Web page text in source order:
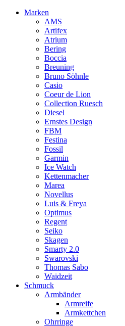
Marken
AMS
Artifex
Atrium
Bering
Boccia
Breuning
Bruno Söhnle
Casio
Coeur de Lion
Collection Ruesch
Diesel
Ernstes Design
FBM
Festina
Fossil
Garmin
Ice Watch
Kettenmacher
Marea
Novellus
Luis & Freya
Optimus
Regent
Seiko
Skagen
Smarty 2.0
Swarovski
Thomas Sabo
Waidzeit
Schmuck
Armbänder
Armreife
Armkettchen
Ohrringe